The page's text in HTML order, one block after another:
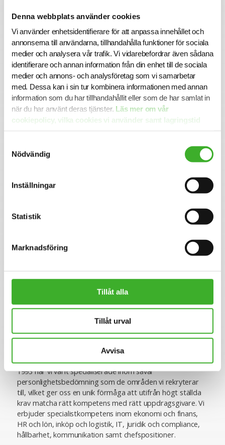
Denna webbplats använder cookies
Vi använder enhetsidentifierare för att anpassa innehållet och
annonserna till användarna, tillhandahålla funktioner för sociala
medier och analysera vår trafik. Vi vidarebefordrar även sådana
identifierare och annan information från din enhet till de sociala
medier och annons- och analysföretag som vi samarbetar
med. Dessa kan i sin tur kombinera informationen med annan
information som du har tillhandahållit eller som de har samlat in
när du har använt deras tjänster. Läs mer om vår
cookiepolicy, vilka cookies vi använder samt lagringstid
här.
Nödvändig
Inställningar
Statistik
Marknadsföring
Tillåt alla
Tillåt urval
Avvisa
steg.
Vi på SJR bryr oss om vår personal och tillsammans med
oss får du en långsiktig partner som ger dig trygghet och
stöd. Vi är lyhörda för dina behov och du kommer att ha
en nära relation med din konsultchef som hjälper dig med
dina utmaningar.
Se lediga jobb
CONTACT PERSON
Frida Dalevik
E-mail me
Om SJR
SJR är ett av Sveriges ledande och mest erfarna bolag
inom rekrytering och konsultlösningar. Ända sedan starten
1993 har vi varit specialiserade inom såväl
personlighetsbedömning som de områden vi rekryterar
till, vilket ger oss en unik förmåga att utifrån högt ställda
krav matcha rätt kompetens med rätt uppdragsgivare. Vi
erbjuder specialistkompetens inom ekonomi och finans,
HR och lön, inköp och logistik, IT, juridik och compliance,
hållbarhet, kommunikation samt chefspositioner.